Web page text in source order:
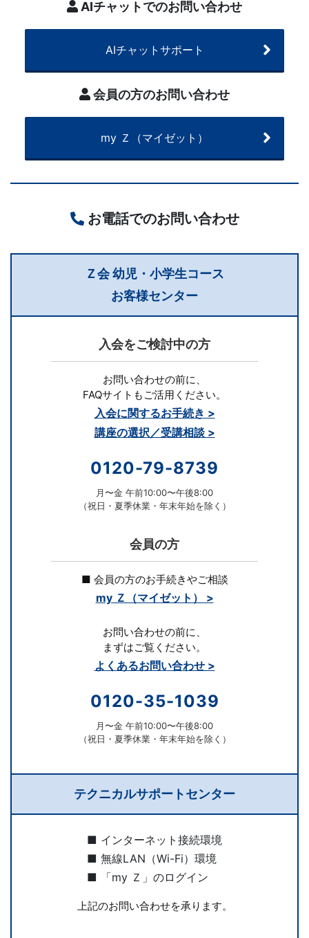
AIチャットでのお問い合わせ
AIチャットサポート
会員の方のお問い合わせ
my Ｚ（マイゼット）
お電話でのお問い合わせ
Ｚ会 幼児・小学生コース
お客様センター
入会をご検討中の方
お問い合わせの前に、
FAQサイトもご活用ください。
入会に関するお手続き >
講座の選択／受講相談 >
0120-79-8739
月〜金 午前10:00〜午後8:00
（祝日・夏季休業・年末年始を除く）
会員の方
■ 会員の方のお手続きやご相談
my Ｚ（マイゼット） >
お問い合わせの前に、
まずはご覧ください。
よくあるお問い合わせ >
0120-35-1039
月〜金 午前10:00〜午後8:00
（祝日・夏季休業・年末年始を除く）
テクニカルサポートセンター
■ インターネット接続環境
■ 無線LAN（Wi-Fi）環境
■ 「my Ｚ」のログイン
上記のお問い合わせを承ります。